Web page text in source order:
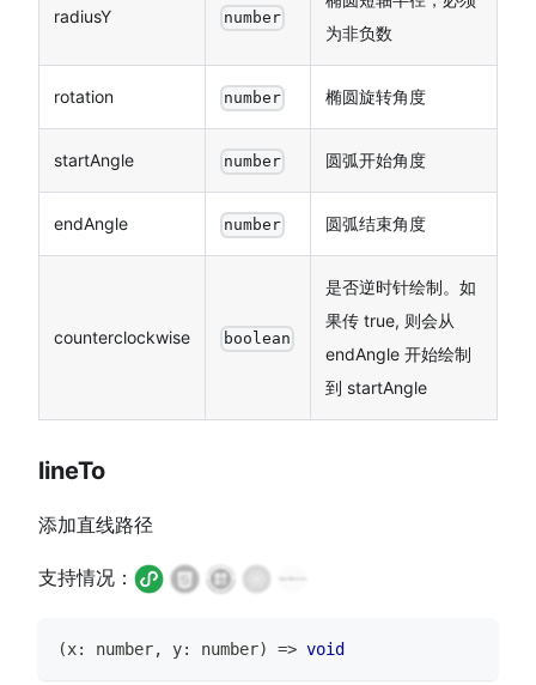
radiusY number
为非负数
rotation number 椭圆旋转角度
startAngle number 圆弧开始角度
endAngle number 圆弧结束角度
counterclockwise boolean
是否逆时针绘制。如
果传 true, 则会从
endAngle 开始绘制
到 startAngle
lineTo
添加直线路径
支持情况：
(x: number, y: number) => void